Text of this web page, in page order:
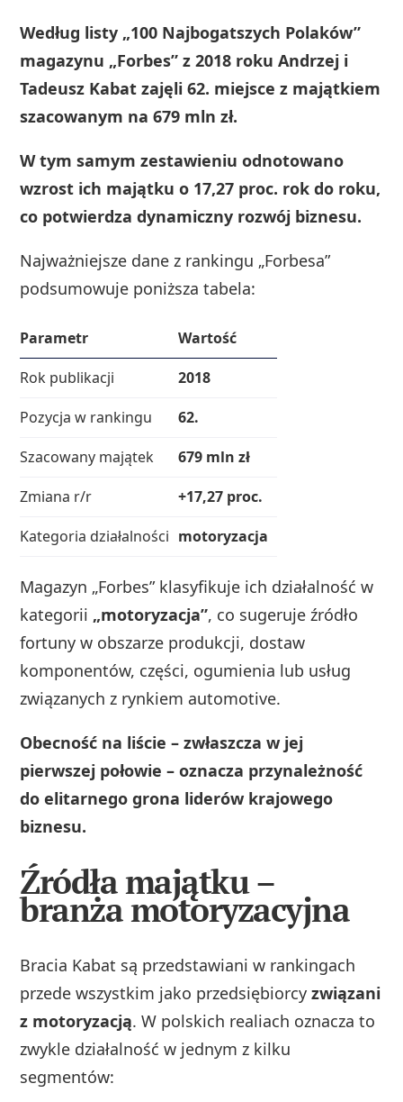
Według listy „100 Najbogatszych Polaków”
magazynu „Forbes” z 2018 roku Andrzej i
Tadeusz Kabat zajęli 62. miejsce z majątkiem
szacowanym na 679 mln zł.
W tym samym zestawieniu odnotowano
wzrost ich majątku o 17,27 proc. rok do roku,
co potwierdza dynamiczny rozwój biznesu.
Najważniejsze dane z rankingu „Forbesa”
podsumowuje poniższa tabela:
Parametr
Wartość
Rok publikacji
2018
Pozycja w rankingu
62.
Szacowany majątek
679 mln zł
Zmiana r/r
+17,27 proc.
Kategoria działalności motoryzacja
Magazyn „Forbes” klasyfikuje ich działalność w
kategorii „motoryzacja”, co sugeruje źródło
fortuny w obszarze produkcji, dostaw
komponentów, części, ogumienia lub usług
związanych z rynkiem automotive.
Obecność na liście – zwłaszcza w jej
pierwszej połowie – oznacza przynależność
do elitarnego grona liderów krajowego
biznesu.
Źródła majątku –
branża motoryzacyjna
Bracia Kabat są przedstawiani w rankingach
przede wszystkim jako przedsiębiorcyzwiązani
z motoryzacją. W polskich realiach oznacza to
zwykle działalność w jednym z kilku
segmentów: